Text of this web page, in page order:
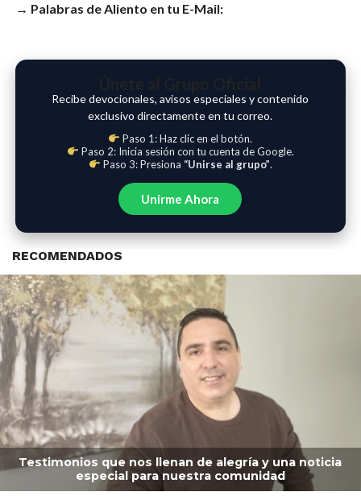
→ Palabras de Aliento en tu E-Mail:
Recibe devocionales, avisos especiales y contenido
exclusivo directamente en tu correo.
Paso 1: Haz clic en el botón.
Paso 2: Inicia sesión con tu cuenta de Google.
Paso 3: Presiona “Unirse al grupo”.
Unirme Ahora
RECOMENDADOS
Testimonios que nos llenan de alegría y una noticia
especial para nuestra comunidad